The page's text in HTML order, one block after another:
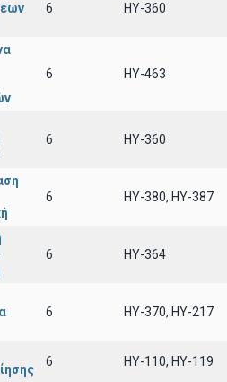
6 HY-360
6 HY-463
6 ΗΥ-360
6 ΗΥ-380, ΗΥ-387
6 ΗΥ-364
6 HY-370, HY-217
6 ΗΥ-110, HY-119